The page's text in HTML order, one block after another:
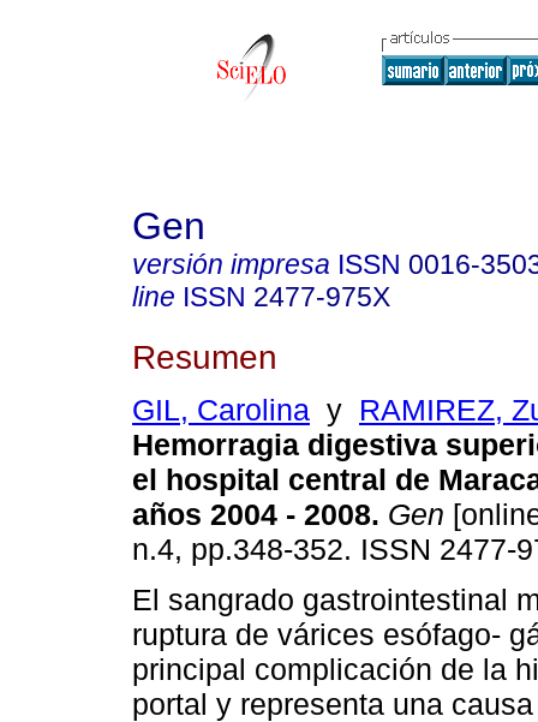
Gen
versión impresa ISSN 0016-
line ISSN 2477-975X
Resumen
GIL, Carolina y RAMIREZ,
Hemorragia digestiva
el hospital central de
años 2004 - 2008. Gen
n.4, pp.348-352. ISSN 2477-
El sangrado gastrointestinal
ruptura de várices esófago-
principal complicación de la
portal y representa una